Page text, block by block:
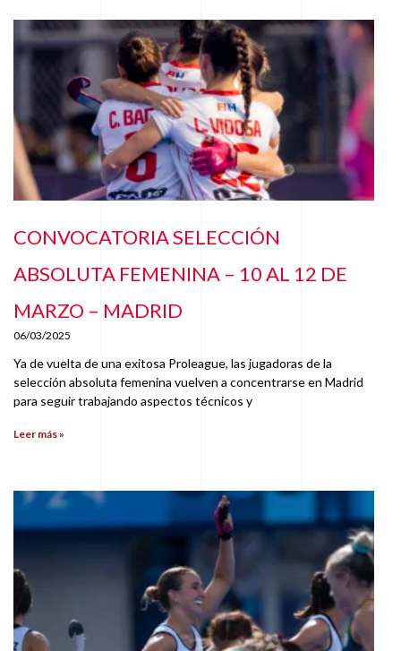
CONVOCATORIA SELECCIÓN
ABSOLUTA FEMENINA – 10 AL 12 DE
MARZO – MADRID
06/03/2025
Ya de vuelta de una exitosa Proleague, las jugadoras de la
selección absoluta femenina vuelven a concentrarse en Madrid
para seguir trabajando aspectos técnicos y
Leer más »